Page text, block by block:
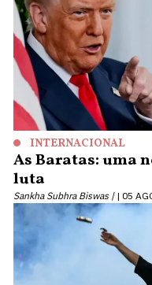
INTERNACIONAL
As Baratas: uma
luta
Sankha Subhra Biswas | 05